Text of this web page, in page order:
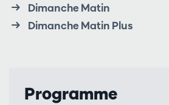
Dimanche Matin
Dimanche Matin Plus
Programme